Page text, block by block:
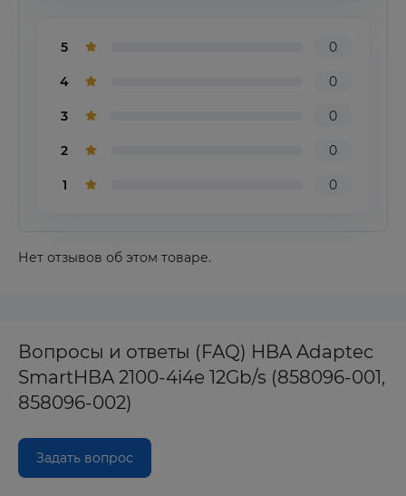
5 0
4 0
3 0
2 0
1 0
Нет отзывов об этом товаре.
Вопросы и ответы (FAQ) HBA Adaptec
SmartHBA 2100-4i4e 12Gb/s (858096-001,
858096-002)
Задать вопрос